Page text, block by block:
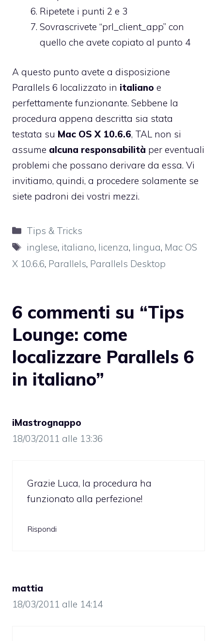
Ripetete i punti 2 e 3
Sovrascrivete “prl_client_app” con
quello che avete copiato al punto 4
A questo punto avete a disposizione
Parallels 6 localizzato in italiano e
perfettamente funzionante. Sebbene la
procedura appena descritta sia stata
testata su Mac OS X 10.6.6, TAL non si
assume alcuna responsabilità per eventuali
problemi che possano derivare da essa. Vi
invitiamo, quindi, a procedere solamente se
siete padroni dei vostri mezzi.
Categorie
Tips & Tricks
Tag
inglese, italiano, licenza, lingua, Mac OS
X 10.6.6, Parallels, Parallels Desktop
6 commenti su “Tips
Lounge: come
localizzare Parallels 6
in italiano”
iMastrognappo
18/03/2011 alle 13:36
Grazie Luca, la procedura ha
funzionato alla perfezione!
Rispondi
mattia
18/03/2011 alle 14:14